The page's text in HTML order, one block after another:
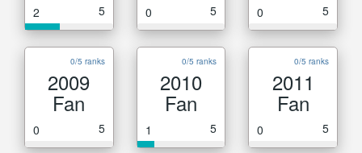
2 5 0 5 0 5
0/5 ranks
2009
Fan
0 5
0/5 ranks
2010
Fan
1 5
0/5 ranks
2011
Fan
0 5